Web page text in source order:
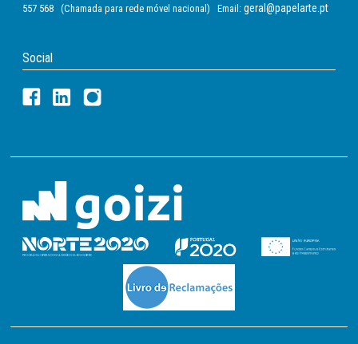
557 568 (Chamada para rede móvel nacional) Email: geral@papelarte.pt
Social